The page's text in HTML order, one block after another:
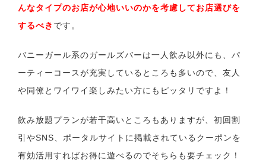
んなタイプのお店が心地いいのかを考慮してお店選びを
するべき です。
バニーガール系のガールズバーは一人飲み以外にも、パ
ーティーコースが充実しているところも多いので、友人
や同僚とワイワイ楽しみたい方にもピッタリですよ！
飲み放題プランが若干高いところもありますが、初回割
引やSNS、ポータルサイトに掲載されているクーポンを
有効活用すればお得に遊べるのでそちらも要チェック！